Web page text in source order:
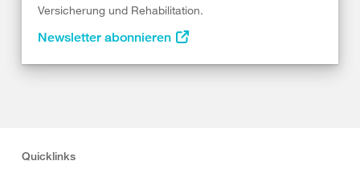
Versicherung und Rehabilitation.
Newsletter abonnieren
Quicklinks